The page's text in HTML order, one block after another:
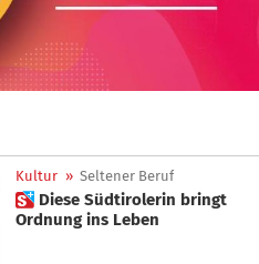
Kultur » Seltener Beruf
 Diese Südtirolerin bringt
Ordnung ins Leben